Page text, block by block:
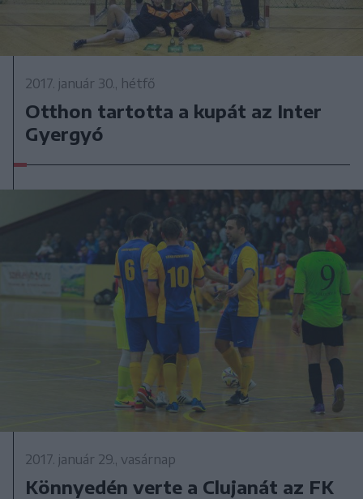
2017. január 30., hétfő
Otthon tartotta a kupát az Inter
Gyergyó
2017. január 29., vasárnap
Könnyedén verte a Clujanát az FK